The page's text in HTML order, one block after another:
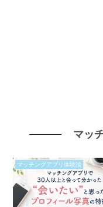
マッ
マッチングアプリ体験談